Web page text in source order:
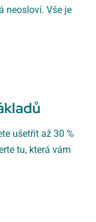
neosloví. Vše je
ušetřit až 30 %
tu, která vám